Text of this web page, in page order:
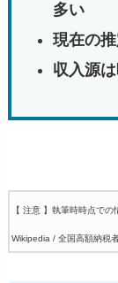
多い
現在の
収入源
【 注意 】執筆時時点で
Wikipedia / 全国高額納税